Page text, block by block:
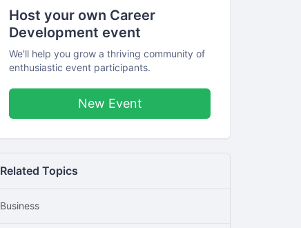
Host your own Career
Development event
We'll help you grow a thriving community of
enthusiastic event participants.
New Event
Related Topics
Business